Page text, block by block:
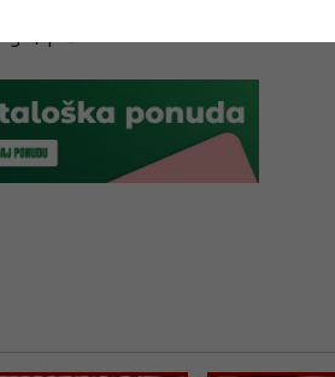
piše Hina.